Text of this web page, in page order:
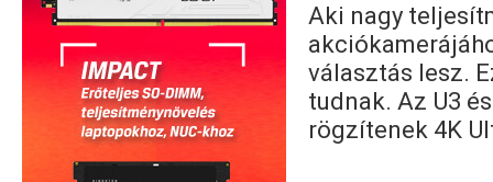
Aki nagy
választás lesz.
tudnak. Az U3
rögzítenek 4K